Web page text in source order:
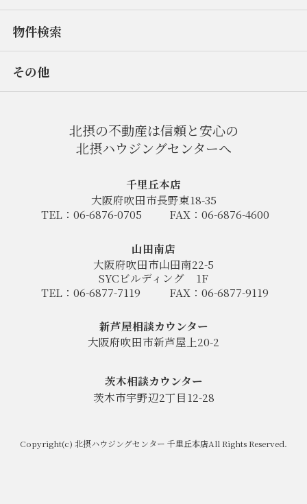
物件検索
その他
北摂の不動産は信頼と安心の
北摂ハウジングセンターへ
千里丘本店
大阪府吹田市長野東18-35
TEL：06-6876-0705
FAX：06-6876-4600
山田南店
大阪府吹田市山田南22-5
SYCビルディング
1F
TEL：06-6877-7119
FAX：06-6877-9119
新芦屋相談カウンター
大阪府吹田市新芦屋上20-2
茨木相談カウンター
茨木市宇野辺2丁目12-28
Copyright(c) 北摂ハウジングセンター 千里丘本店All Rights Reserved.